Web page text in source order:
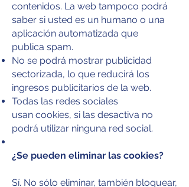
contenidos. La web tampoco podrá
saber si usted es un humano o una
aplicación automatizada que
publica spam.
No se podrá mostrar publicidad
sectorizada, lo que reducirá los
ingresos publicitarios de la web.
Todas las redes sociales
usan cookies, si las desactiva no
podrá utilizar ninguna red social.
¿Se pueden eliminar las cookies?
Sí. No sólo eliminar, también bloquear,